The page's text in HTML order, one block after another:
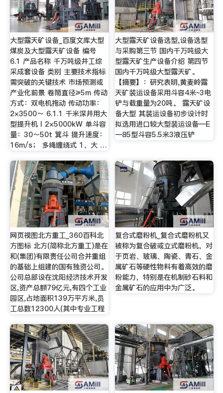
大型露天矿设备_百度文库大型
煤炭及大型露天矿设备 编号
6.1 产品名称 千万吨级井工综
采成套设备 类别 主要技术指标
需突破的关键技术 市场预测或
产业化前景 卷筒直径≥5m 传动
方式：双电机拖动 传动功率：
2×3500～ 6.1.1 千米深井用大
型提升机 I 2×5000kW 单斗容
量：30～50t 箕斗 提升速度：
16m/s； 多绳缠绕式 1、大 …
大型露天矿设备选型,设备选型
与采购第三节 国内千万吨级大
型露天矿生产设备介绍 第四节
国内千万吨级大型露天矿。
【摘要】：研究表明,黄麦岭露
天矿装运设备采用斗容4米~3电
铲与载重量为20吨。 露天矿设
备大型 其装运设备初步设计时
拟选用进口较大型装运设备—E
一85型斗容5.5米3液压铲
网页视图北方重工_360百科北
方图标 北方(简称北方重工)是在
和(集团)有限责任公司合并重组
的基础上组建的国有独资公司。
公司总部设在沈阳经济技术开发
区,资产总额79亿元,有四个工业
园区,占地面积139万平方米,员
工总数12300人(其中专业工程
复合式磨粉机_复合式磨粉机又
被称为复合破或立式磨粉机，对
于页岩、玻璃、陶瓷、青石、金
属矿石等硬性物料有着高效的磨
粉能力，特别是在机制砂石料和
金属矿石的应用中为广泛。